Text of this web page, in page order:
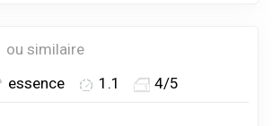
ou similaire
essence 1.1 4/5